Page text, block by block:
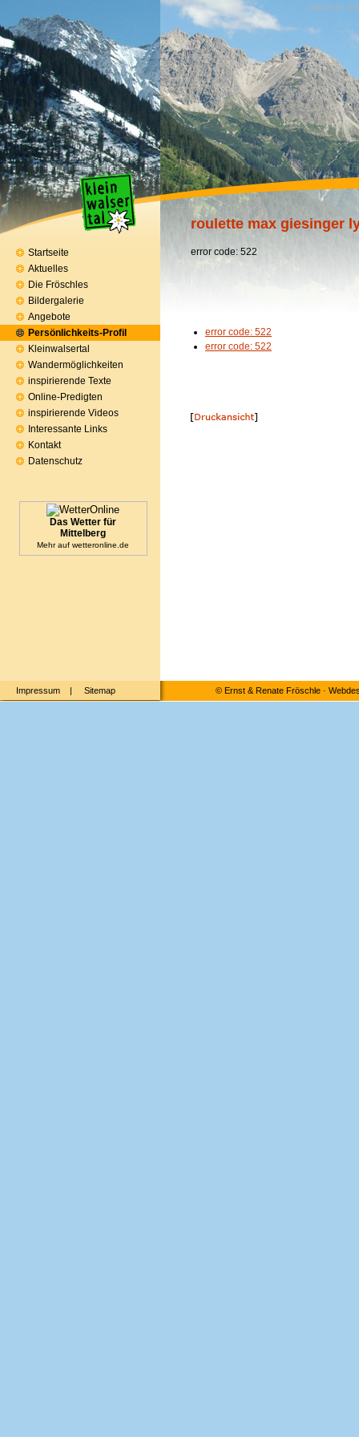
Wandern,
roulette max giesinger
error code: 522
error code: 522
error code: 522
Startseite
Aktuelles
Die Fröschles
Bildergalerie
Angebote
Persönlichkeits-Profil
Kleinwalsertal
Wandermöglichkeiten
inspirierende Texte
Online-Predigten
inspirierende Videos
Interessante Links
Kontakt
Datenschutz
Das Wetter für
Mittelberg
Mehr auf wetteronline.de
Impressum | Sitemap © Ernst & Renate Fröschle·